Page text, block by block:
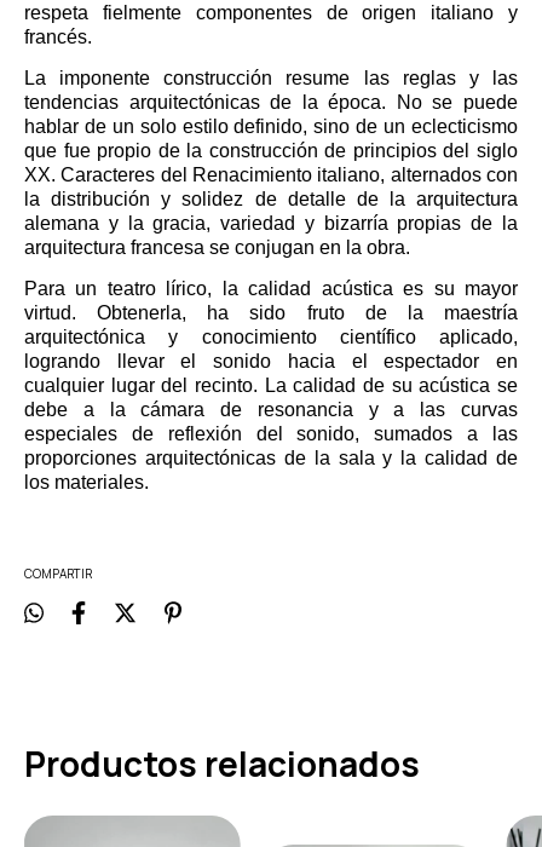
respeta fielmente componentes de origen italiano y
francés.
La imponente construcción resume las reglas y las
tendencias arquitectónicas de la época. No se puede
hablar de un solo estilo definido, sino de un eclecticismo
que fue propio de la construcción de principios del siglo
XX. Caracteres del Renacimiento italiano, alternados con
la distribución y solidez de detalle de la arquitectura
alemana y la gracia, variedad y bizarría propias de la
arquitectura francesa se conjugan en la obra.
Para un teatro lírico, la calidad acústica es su mayor
virtud. Obtenerla, ha sido fruto de la maestría
arquitectónica y conocimiento científico aplicado,
logrando llevar el sonido hacia el espectador en
cualquier lugar del recinto. La calidad de su acústica se
debe a la cámara de resonancia y a las curvas
especiales de reflexión del sonido, sumados a las
proporciones arquitectónicas de la sala y la calidad de
los materiales.
COMPARTIR
Productos relacionados